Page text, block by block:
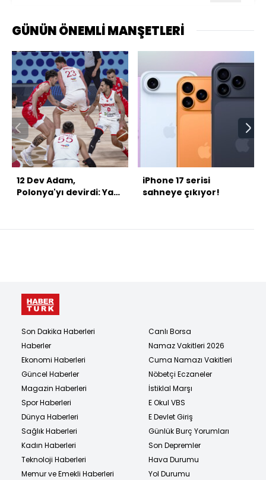
GÜNÜN ÖNEMLİ MANŞETLERİ
12 Dev Adam,
Polonya'yı devirdi: Yarı
iPhone 17 serisi
sahneye çıkıyor!
Son Dakika Haberleri
Haberler
Ekonomi Haberleri
Güncel Haberler
Magazin Haberleri
Spor Haberleri
Dünya Haberleri
Sağlık Haberleri
Kadın Haberleri
Teknoloji Haberleri
Memur ve Emekli Haberleri
Canlı Borsa
Namaz Vakitleri 2026
Cuma Namazı Vakitleri
Nöbetçi Eczaneler
İstiklal Marşı
E Okul VBS
E Devlet Giriş
Günlük Burç Yorumları
Son Depremler
Hava Durumu
Yol Durumu